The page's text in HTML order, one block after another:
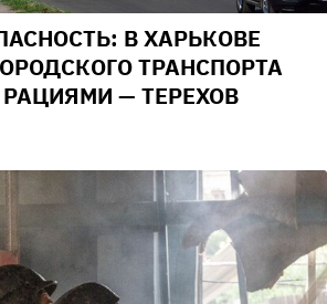
В ХАРЬКОВЕ
ТРАНСПОРТА
— ТЕРЕХОВ